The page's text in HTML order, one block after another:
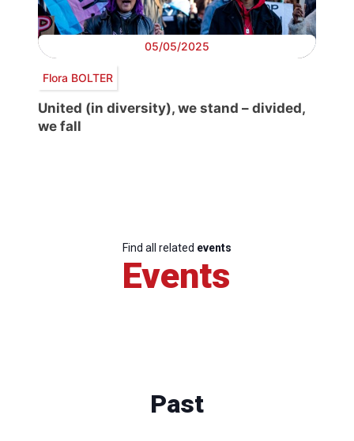
05/05/2025
Flora BOLTER
United (in diversity), we stand – divided,
we fall
Find all related events
Events
Past